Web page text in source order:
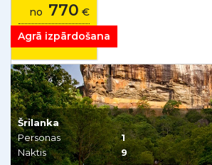
no 770 €
no45€/mēnesī
Agrā izpārdošana
Šrilanka
Personas
1
Naktis
9